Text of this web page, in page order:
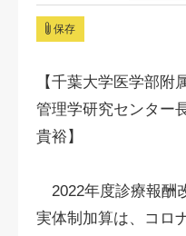
保存
【千葉大学医学部附
管理学研究センタ
貴裕】
2022年度診療報酬
実体制加算は、コロ